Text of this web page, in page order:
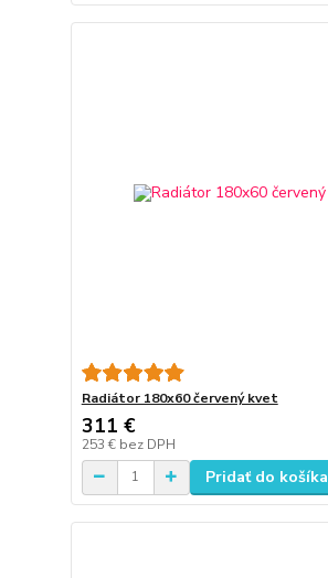
Radiátor 180x60 červený kvet
311 €
253 € bez DPH
Pridať do košíka